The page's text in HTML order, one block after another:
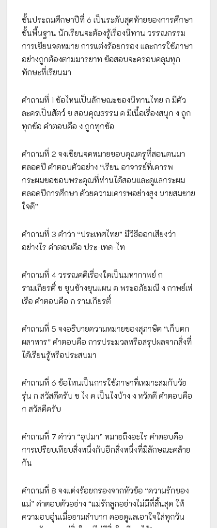
ชั้นประถมศึกษาปีที่ 6 เป็นระดับสุดท้ายของการศึกษา
ขั้นพื้นฐาน นักเรียนจะต้องรู้เรื่องนิทาน วรรณกรรม
การเขียนจดหมาย การแต่งร้อยกรอง และการใช้ภาษา
อย่างถูกต้องตามมารยาท ข้อสอบจะครอบคลุมทุก
ทักษะที่เรียนมา
คำถามที่ 1 ข้อไหนเป็นลักษณะของนิทานไทย ก มีตัว
ละครเป็นสัตว์ ข สอนคุณธรรม ค มีเนื้อเรื่องสนุก ง ถูก
ทุกข้อ คำตอบคือ ง ถูกทุกข้อ
คำถามที่ 2 จงเขียนจดหมายขอบคุณครูที่สอนตนมา
ตลอดปี คำตอบตัวอย่าง “เรียน อาจารย์ที่เคารพ
กระผมขอขอบพระคุณที่ท่านได้สอนและดูแลกระผม
ตลอดปีการศึกษา ด้วยความเคารพอย่างสูง นายสมชาย
ใจดี”
คำถามที่ 3 คำว่า “ประเทศไทย” มีวิธีออกเสียงว่า
อย่างไร คำตอบคือ ประ-เทด-ไท
คำถามที่ 4 วรรณคดีเรื่องใดเป็นมหากาพย์ ก
รามเกียรติ์ ข ขุนช้างขุนแผน ค พระอภัยมณี ง กาพย์เห่
เรือ คำตอบคือ ก รามเกียรติ์
คำถามที่ 5 จงอธิบายความหมายของสุภาษิต “เก็บตก
ผลาหาร” คำตอบคือ การประมวลหรือสรุปผลจากสิ่งที่
ได้เรียนรู้หรือประสบมา
คำถามที่ 6 ข้อไหนเป็นการใช้ภาษาที่เหมาะสมกับวัย
รุ่น ก สวัสดีครับ ข ไง ค เป็นไงบ้าง ง หวัดดี คำตอบคือ
ก สวัสดีครับ
คำถามที่ 7 คำว่า “อุปมา” หมายถึงอะไร คำตอบคือ
การเปรียบเทียบสิ่งหนึ่งกับอีกสิ่งหนึ่งที่มีลักษณะคล้าย
กัน
คำถามที่ 8 จงแต่งร้อยกรองจากหัวข้อ “ความรักของ
แม่” คำตอบตัวอย่าง “แม่รักลูกอย่างไม่มีที่สิ้นสุด ให้
ความอบอุ่นเมื่อยามลำบาก คอยดูแลเอาใจใส่ทุกวัน